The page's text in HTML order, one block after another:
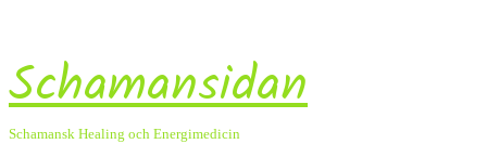
Schamansidan
Schamansk Healing och Energimedicin